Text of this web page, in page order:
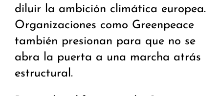
diluir la ambición climática europea.
Organizaciones como Greenpeace
también presionan para que no se
abra la puerta a una marcha atrás
estructural.